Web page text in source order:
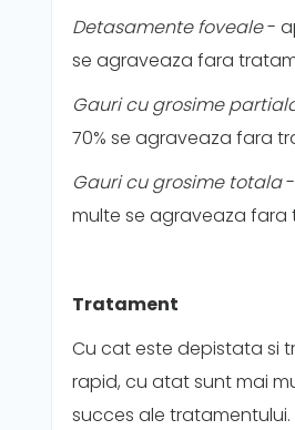
Detasamente foveale-
se agraveaza fara
Gauri cu grosime
70% se agraveaza fara
Gauri cu grosime totala-
multe se agraveaza fara
Tratament
Cu cat este depistata si
rapid, cu atat sunt mai
succes ale tratamentului.